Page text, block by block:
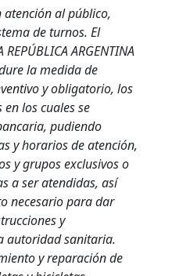
al público,
de turnos. El
REPÚBLICA ARGENTINA
la medida de
y obligatorio, los
los cuales se
pudiendo
y horarios de atención,
y grupos exclusivos o
a ser atendidas, así
necesario para dar
y
autoridad sanitaria.
y reparación de